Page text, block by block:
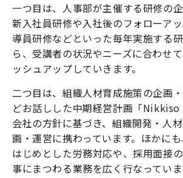
一つ目は、人事部が主催する研修の企
新入社員研修や入社後のフォローア
導員研修などといった毎年実施する
ら、受講者の状況やニーズに合わせ
ッシュアップしていきます。
二つ目は、組織人材育成施策の企画
どお話しした中期経営計画「
会社の方針に基づき、組織開発・人
画・運営に携わっています。ほかに
はじめとした労務対応や、採用面接
事にまつわる業務を広く行なっていま